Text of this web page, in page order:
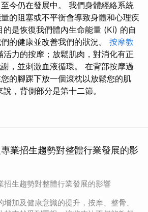
今仍在發展中。 我們身體經絡系統
的阻塞或不平衡會導致身體和心理疾
的是恢復我們體內生命能量 (Kí) 的自
的健康並改善我們的狀況。 按摩教
活力的按摩；放鬆肌肉，對消化有正
，並刺激血液循環。 在背部按摩過
的腳踝下放一個滾枕以放鬆您的肌
，背側部分是第十二節。
業招生趨勢對整體行業發展的影
招生趨勢對整體行業發展的影響
加及健康意識的提升，按摩、整骨、